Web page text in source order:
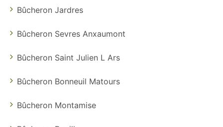
Bûcheron Jardres
Bûcheron Sevres Anxaumont
Bûcheron Saint Julien L Ars
Bûcheron Bonneuil Matours
Bûcheron Montamise